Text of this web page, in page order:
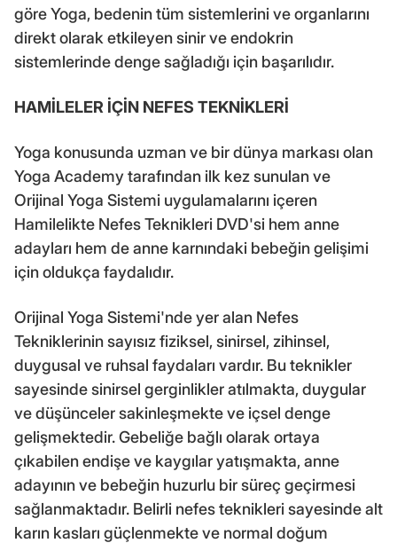
göre Yoga, bedenin tüm sistemlerini ve organlarını
direkt olarak etkileyen sinir ve endokrin
sistemlerinde denge sağladığı için başarılıdır.
HAMİLELER İÇİN NEFES TEKNİKLERİ
Yoga konusunda uzman ve bir dünya markası olan
Yoga Academy tarafından ilk kez sunulan ve
Orijinal Yoga Sistemi uygulamalarını içeren
Hamilelikte Nefes Teknikleri DVD'si hem anne
adayları hem de anne karnındaki bebeğin gelişimi
için oldukça faydalıdır.
Orijinal Yoga Sistemi'nde yer alan Nefes
Tekniklerinin sayısız fiziksel, sinirsel, zihinsel,
duygusal ve ruhsal faydaları vardır. Bu teknikler
sayesinde sinirsel gerginlikler atılmakta, duygular
ve düşünceler sakinleşmekte ve içsel denge
gelişmektedir. Gebeliğe bağlı olarak ortaya
çıkabilen endişe ve kaygılar yatışmakta, anne
adayının ve bebeğin huzurlu bir süreç geçirmesi
sağlanmaktadır. Belirli nefes teknikleri sayesinde alt
karın kasları güçlenmekte ve normal doğum